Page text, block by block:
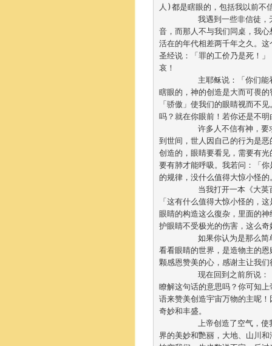
人)都是瞎眼的，包括我以前不
我遇到一些非信徒
音，而那人不与我们同桌，我心想
活在的年代相差两千年之久。这
圣经说：「罪的工价乃是死！
哀！
主耶稣说：「你们
瞎眼的，神的创造是大而可畏
「骄傲」使我们的眼睛视而不
吗？就在你眼前！若你还是不
许多人不信有神，
到世间，世人因自己的行为是
创造的，眼睛要看见， 需要有
要有肺才能呼吸。我若问：「你
的规律，没什么值得大惊小怪的
当我打开一本《大
「这有什么值得大惊小怪的，
眼睛的构造这么復杂， 里面的
护眼睛不受极光的伤害，这么奇
如果你认为是那么
看看眼睛的世界，是造物主的
颗感恩赞美的心，感谢主让我们
现在回到之前所说
瞭解这句话的意思吗？你可知上
语来赞美创造宇宙万物的主呢！
奇妙和丰盛。
上帝创造了空气，
界的美妙和艷丽，大地、山川